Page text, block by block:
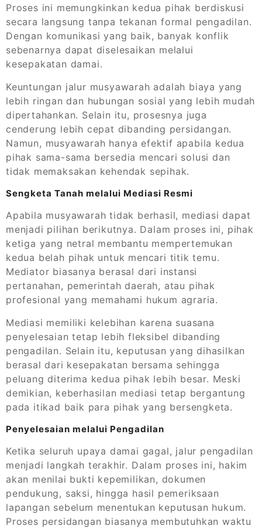
Proses ini memungkinkan kedua pihak berdiskusi
secara langsung tanpa tekanan formal pengadilan.
Dengan komunikasi yang baik, banyak konflik
sebenarnya dapat diselesaikan melalui
kesepakatan damai.
Keuntungan jalur musyawarah adalah biaya yang
lebih ringan dan hubungan sosial yang lebih mudah
dipertahankan. Selain itu, prosesnya juga
cenderung lebih cepat dibanding persidangan.
Namun, musyawarah hanya efektif apabila kedua
pihak sama-sama bersedia mencari solusi dan
tidak memaksakan kehendak sepihak.
Sengketa Tanah melalui Mediasi Resmi
Apabila musyawarah tidak berhasil, mediasi dapat
menjadi pilihan berikutnya. Dalam proses ini, pihak
ketiga yang netral membantu mempertemukan
kedua belah pihak untuk mencari titik temu.
Mediator biasanya berasal dari instansi
pertanahan, pemerintah daerah, atau pihak
profesional yang memahami hukum agraria.
Mediasi memiliki kelebihan karena suasana
penyelesaian tetap lebih fleksibel dibanding
pengadilan. Selain itu, keputusan yang dihasilkan
berasal dari kesepakatan bersama sehingga
peluang diterima kedua pihak lebih besar. Meski
demikian, keberhasilan mediasi tetap bergantung
pada itikad baik para pihak yang bersengketa.
Penyelesaian melalui Pengadilan
Ketika seluruh upaya damai gagal, jalur pengadilan
menjadi langkah terakhir. Dalam proses ini, hakim
akan menilai bukti kepemilikan, dokumen
pendukung, saksi, hingga hasil pemeriksaan
lapangan sebelum menentukan keputusan hukum.
Proses persidangan biasanya membutuhkan waktu